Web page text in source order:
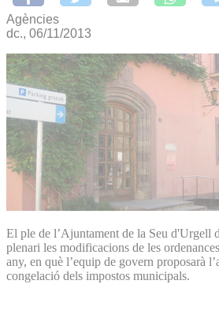
Agències
dc., 06/11/2013
El ple de l’Ajuntament de la Seu d'Urgell
plenari les modificacions de les
any, en què l’equip de govern proposarà
congelació dels impostos municipals.